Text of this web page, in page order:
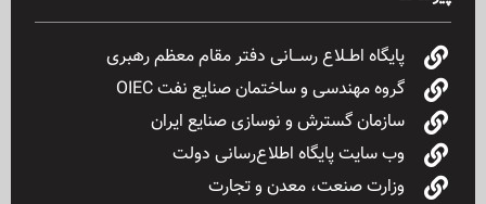
پایگاه اطــلاع رســـانی دفتر مقام معظم رهبری
گروه مهندسی و ساختمان صنایع نفت OIEC
سازمان گسترش و نوسازی صنایع ایران
وب سایت پایگاه اطلاع‌رسانی دولت
وزارت صنعت، معدن و تجارت